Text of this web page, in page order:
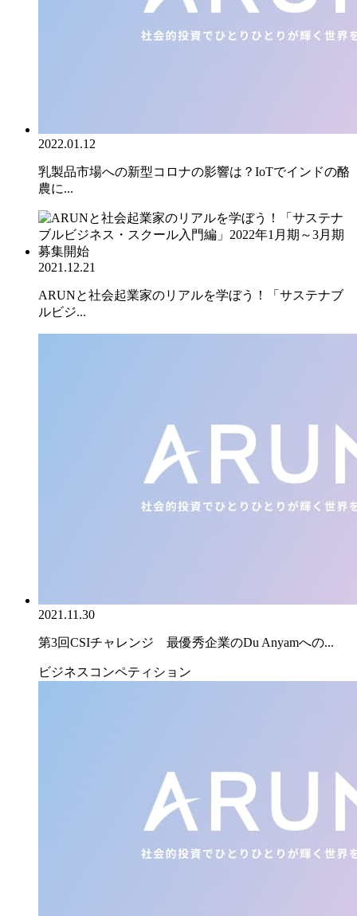
2022.01.12
乳製品市場への新型コロナの影響は？IoTでインドの酪
農に...
2021.12.21
ARUNと社会起業家のリアルを学ぼう！「サステナブ
ルビジ...
2021.11.30
第3回CSIチャレンジ 最優秀企業のDu Anyamへの...
ビジネスコンペティション